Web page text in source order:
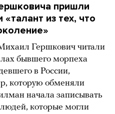
пришли
из тех, что
Гершкович читали
бывшего морпеха
в России,
которую обменяли
начала записывать
которые могли